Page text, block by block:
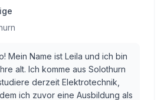
Mein Name ist Leila und ich bin
alt. Ich komme aus Solothurn
derzeit Elektrotechnik,
ich zuvor eine Ausbildung als